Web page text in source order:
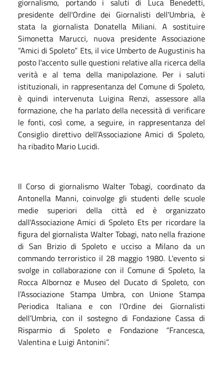
presidente dell'Ordine dei Giornalisti dell'Umbria, è
stata la giornalista Donatella Miliani. A sostituire
Simonetta Marucci, nuova presidente Associazione
“Amici di Spoleto” Ets, il vice Umberto de Augustinis ha
posto l'accento sulle questioni relative alla ricerca della
verità e al tema della manipolazione. Per i saluti
istituzionali, in rappresentanza del Comune di Spoleto,
è quindi intervenuta Luigina Renzi, assessore alla
formazione, che ha parlato della necessità di verificare
le fonti, così come, a seguire, in rappresentanza del
Consiglio direttivo dell’Associazione Amici di Spoleto,
ha ribadito Mario Lucidi.
Il Corso di giornalismo Walter Tobagi, coordinato da
Antonella Manni, coinvolge gli studenti delle scuole
medie superiori della città ed è organizzato
dall'Associazione Amici di Spoleto Ets per ricordare la
figura del giornalista Walter Tobagi, nato nella frazione
di San Brizio di Spoleto e ucciso a Milano da un
commando terroristico il 28 maggio 1980. L'evento si
svolge in collaborazione con il Comune di Spoleto, la
Rocca Albornoz e Museo del Ducato di Spoleto, con
l’Associazione Stampa Umbra, con Unione Stampa
Periodica Italiana e con l’Ordine dei Giornalisti
dell’Umbria, con il sostegno di Fondazione Cassa di
Risparmio di Spoleto e Fondazione “Francesca,
Valentina e Luigi Antonini”.